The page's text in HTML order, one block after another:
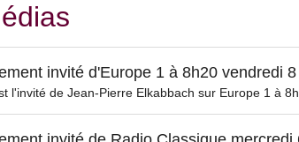
invité d'Europe 1 à 8h20 vendredi
l'invité de Jean-Pierre Elkabbach sur Europe 1 à